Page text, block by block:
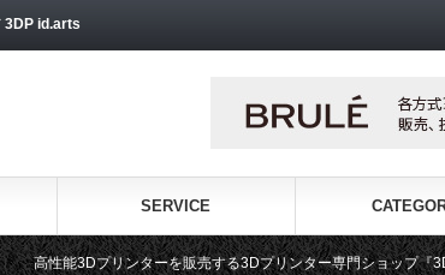
3DP id.arts
SERVICE
ターを販売する3Dプリンター専門ショップ『3DPS id.arts』